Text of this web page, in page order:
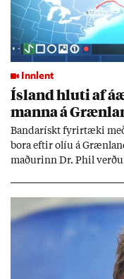
Innlent
Ís­land hluti af
manna á
Banda­rískt fyr­ir­tæki
bora eft­ir olíu á
mað­ur­inn Dr. Phil